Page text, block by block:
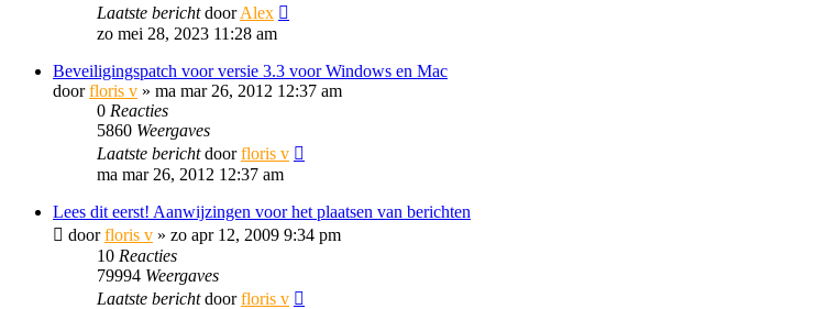
Laatste berichtdoorAlex
zo mei 28, 2023 11:28 am
Beveiligingspatch voor versie 3.3 voor Windows en Mac
doorfloris v » ma mar 26, 2012 12:37 am
0 Reacties
5860 Weergaves
Laatste berichtdoorfloris v
ma mar 26, 2012 12:37 am
Lees dit eerst! Aanwijzingen voor het plaatsen van berichten
doorfloris v » zo apr 12, 2009 9:34 pm
10 Reacties
79994 Weergaves
Laatste berichtdoorfloris v